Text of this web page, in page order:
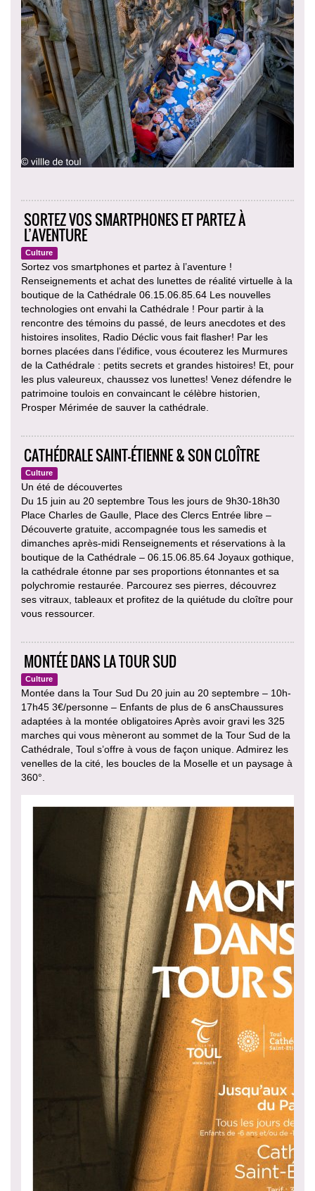
SORTEZ VOS SMARTPHONES ET PARTEZ À
L’AVENTURE
Culture
Sortez vos smartphones et partez à l’aventure !
Renseignements et achat des lunettes de réalité virtuelle à la
boutique de la Cathédrale 06.15.06.85.64 Les nouvelles
technologies ont envahi la Cathédrale ! Pour partir à la
rencontre des témoins du passé, de leurs anecdotes et des
histoires insolites, Radio Déclic vous fait flasher! Par les
bornes placées dans l’édifice, vous écouterez les Murmures
de la Cathédrale : petits secrets et grandes histoires! Et, pour
les plus valeureux, chaussez vos lunettes! Venez défendre le
patrimoine toulois en convaincant le célèbre historien,
Prosper Mérimée de sauver la cathédrale.
CATHÉDRALE SAINT-ÉTIENNE & SON CLOÎTRE
Culture
Un été de découvertes
Du 15 juin au 20 septembre Tous les jours de 9h30-18h30
Place Charles de Gaulle, Place des Clercs Entrée libre –
Découverte gratuite, accompagnée tous les samedis et
dimanches après-midi Renseignements et réservations à la
boutique de la Cathédrale – 06.15.06.85.64 Joyaux gothique,
la cathédrale étonne par ses proportions étonnantes et sa
polychromie restaurée. Parcourez ses pierres, découvrez
ses vitraux, tableaux et profitez de la quiétude du cloître pour
vous ressourcer.
MONTÉE DANS LA TOUR SUD
Culture
Montée dans la Tour Sud Du 20 juin au 20 septembre – 10h-
17h45 3€/personne – Enfants de plus de 6 ansChaussures
adaptées à la montée obligatoires Après avoir gravi les 325
marches qui vous mèneront au sommet de la Tour Sud de la
Cathédrale, Toul s’offre à vous de façon unique. Admirez les
venelles de la cité, les boucles de la Moselle et un paysage à
360°.